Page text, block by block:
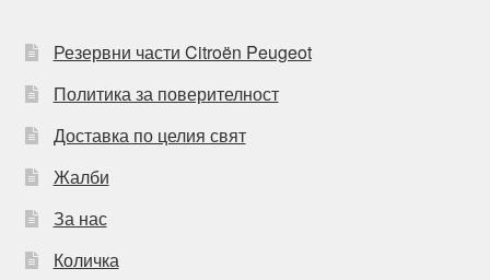
Резервни части Citroën Peugeot
Политика за поверителност
Доставка по целия свят
Жалби
За нас
Количка